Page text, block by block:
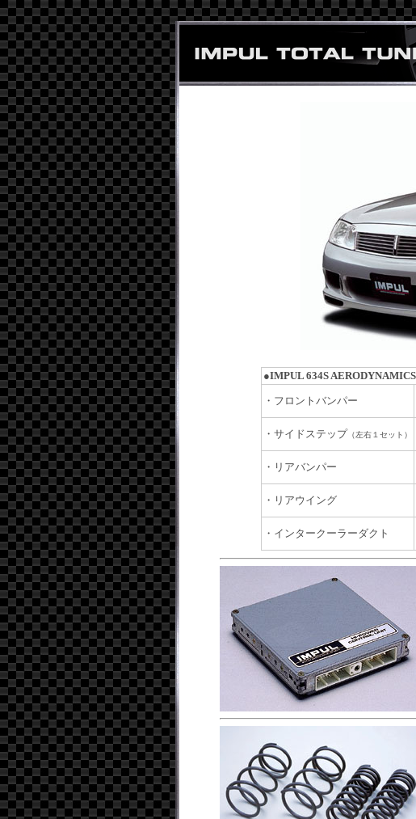
●IMPUL 634S
・フロントバンパー
・サイドステップ （左右１セット）
・リアバンパー
・リアウイング
・インタークーラーダクト